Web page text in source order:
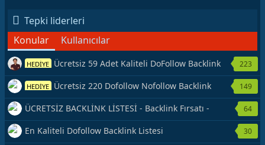
Tepki liderleri
Konular
Kullanıcılar
HEDİYE Ücretsiz 59 Adet Kaliteli DoFollow Backlink
Kaynağı Veriyorum.
223
HEDİYE Ücretsiz 220 Dofollow Nofollow Backlink
Veriyorum
149
ÜCRETSİZ BACKLİNK LİSTESİ - Backlink Fırsatı -
Hemen Yetiş!
64
En Kaliteli Dofollow Backlink Listesi 30